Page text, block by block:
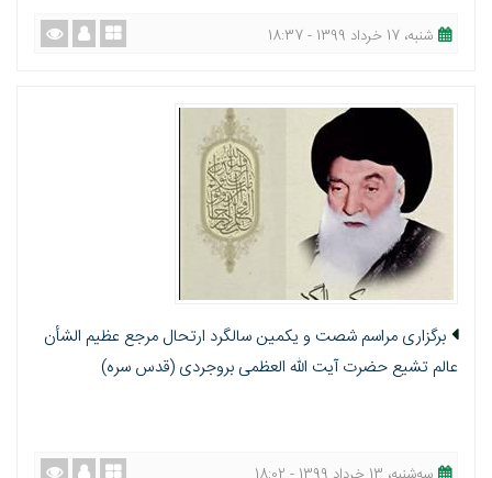
شنبه، 17 خرداد 1399 - 18:37
برگزاری مراسم شصت و یکمین سالگرد ارتحال مرجع عظيم الشأن
عالم تشيع حضرت آيت الله العظمی بروجردی (قدس سره)